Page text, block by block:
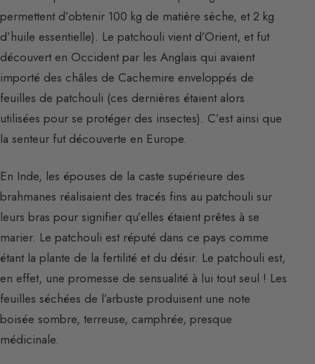
permettent d’obtenir 100 kg de matière sèche, et 2 kg
d’huile essentielle). Le patchouli vient d’Orient, et fut
découvert en Occident par les Anglais qui avaient
importé des châles de Cachemire enveloppés de
feuilles de patchouli (ces dernières étaient alors
utilisées pour se protéger des insectes). C’est ainsi que
la senteur fut découverte en Europe.
En Inde, les épouses de la caste supérieure des
brahmanes réalisaient des tracés fins au patchouli sur
leurs bras pour signifier qu’elles étaient prêtes à se
marier. Le patchouli est réputé dans ce pays comme
étant la plante de la fertilité et du désir. Le patchouli est,
en effet, une promesse de sensualité à lui tout seul ! Les
feuilles séchées de l’arbuste produisent une note
boisée sombre, terreuse, camphrée, presque
médicinale.